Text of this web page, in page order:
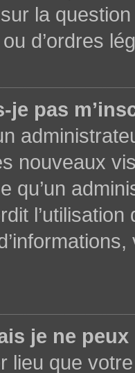
la
d’ordres
je pas
nouveaux
qu’un
je ne
lieu que